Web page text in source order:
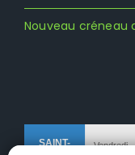
Nouveau créneau